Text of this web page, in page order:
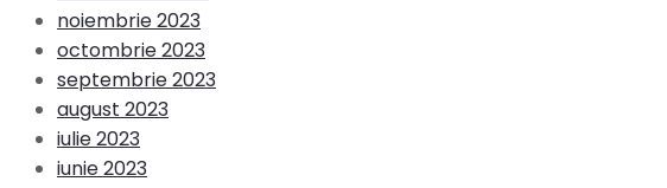
noiembrie 2023
octombrie 2023
septembrie 2023
august 2023
iulie 2023
iunie 2023